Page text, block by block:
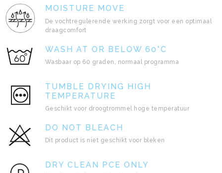
MOISTURE MOVE
De vochtregulerende werking zorgt voor een optimaal
draagcomfort
WASH AT OR BELOW 60°C
Wasbaar op 60 graden, normaal programma
TUMBLE DRYING HIGH
TEMPERATURE
Geschikt voor droogtrommel hoge temperatuur
DO NOT BLEACH
Dit product is niet geschikt voor bleken
DRY CLEAN PCE ONLY